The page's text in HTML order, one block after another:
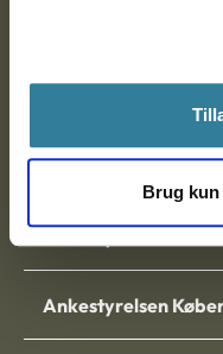
Brug
9000 Aalborg
Ankestyrelsen
Ankestyrelsen